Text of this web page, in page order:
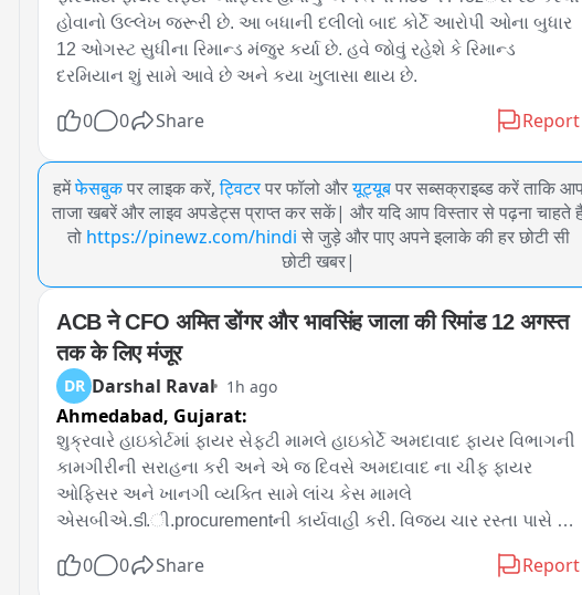
હોવાનો ઉલ્લેખ જરૂરી છે. આ બધાની દલીલો બાદ કોર્ટે આરોપી ઓના બુધાર
12 ઓગસ્ટ સુધીના રિમાન્ડ મંજુર કર્યા છે. હવે જોવું રહેશે કે રિમાન્ડ
દરમિયાન શું સામે આવે છે અને કયા ખુલાસા થાય છે.
0 0 Share Report
हमेंफेसबुक पर लाइक करें, ट्विटर पर फॉलो औरयूट्यूब पर सब्सक्राइब्ड करें ताकि
ताजा खबरें और लाइव अपडेट्स प्राप्त कर सकें| और यदि आप विस्तार से पढ़ना चाहते
तो https://pinewz.com/hindi से जुड़े और पाए अपने इलाके की हर छोटी सी
छोटी खबर|
ACB ने CFO अमित डोंगर और भावसिंह जाला की रिमांड 12 अगस्त
तक के लिए मंजूर
DR Darshal Raval 1h ago
Ahmedabad, Gujarat:
શુક્રવારે હાઇકોર્ટમાં ફાયર સેફટી મામલે હાઇકોર્ટે અમદાવાદ ફાયર વિભાગની
કામગીરીની સરાહના કરી અને એ જ દિવસે અમદાવાદ ના ચીફ ફાયર
ઓફિસર અને ખાનગી વ્યક્તિ સામે લાંચ કેસ મામલે
એસબીએ.ടി.ી.procurementની કાર્યવાહી કરી. વિજય ચાર રસ્તા પાસે
આરોપીઓને કોર્ટમાં રજૂ કરતા કોર્ટે બંનેના 12 ઓગસ્ટ સુધીના રિમાન્ડ મંજુર
0 0 Share Report